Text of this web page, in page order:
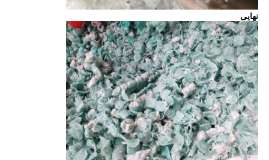
نهایی